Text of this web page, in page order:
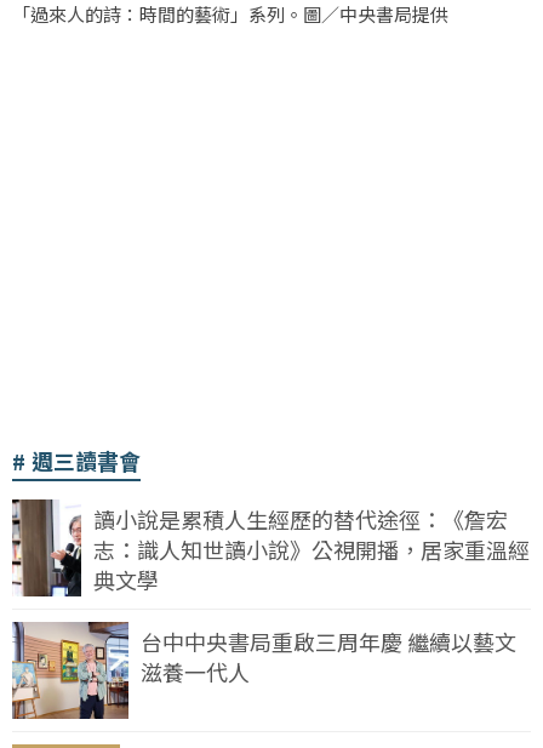
「過來人的詩：時間的藝術」系列。圖／中央書局提供
週三讀書會
讀小說是累積人生經歷的替代途徑：《詹宏
志：識人知世讀小說》公視開播，居家重溫經
典文學
台中中央書局重啟三周年慶 繼續以藝文
滋養一代人